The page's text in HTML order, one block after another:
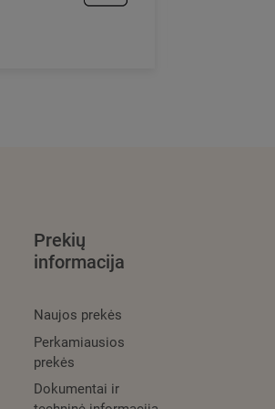
Prekių
informacija
Naujos prekės
Perkamiausios
prekės
Dokumentai ir